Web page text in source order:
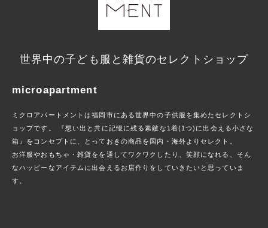
世界中の子ども服と雑貨のセレクトショップ
microapartment
ミクロアパートメントは福岡市にある世界中の子供服を集めたセレクトシ
ョップです。 『想い出と共に記憶に残る素敵な1着(1つ)に出会える小さな
箱』をコンセプトに、とっておきの商品を国内・海外よりセレクト。
お洋服やおもちゃ・雑貨をを通してワクワクしたり、笑顔になれる、そん
なハッピーなアイテムに出会えるお店作りをしていきたいと思っていま
す。